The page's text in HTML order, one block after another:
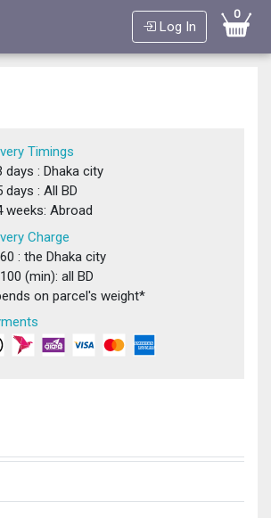
Log In
0
Timings
days : Dhaka city
days : All BD
weeks: Abroad
Charge
: the Dhaka city
(min): all BD
on parcel's weight*